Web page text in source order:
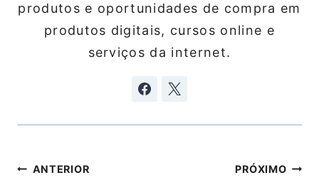
produtos e oportunidades de compra em
produtos digitais, cursos online e
serviços da internet.
Navegação
ANTERIOR PRÓXIMO